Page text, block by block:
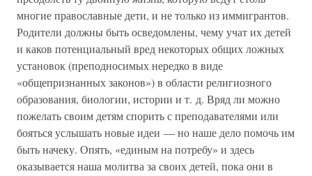
многие православные дети, и не только из иммигрантов.
Родители должны быть осведомлены, чему учат их детей
и каков потенциальный вред некоторых общих ложных
установок (преподносимых нередко в виде
«общепризнанных законов») в области религиозного
образования, биологии, истории и т. д. Вряд ли можно
пожелать своим детям спорить с преподавателями или
бояться услышать новые идеи — но наше дело помочь им
быть начеку. Опять, «единым на потребу» и здесь
оказывается наша молитва за своих детей, пока они в